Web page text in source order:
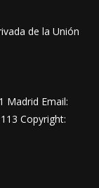
de la Unión
Madrid Email:
Copyright: